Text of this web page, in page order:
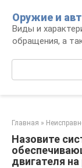
контенту
Оружие и
Виды и
обращения, а
Главная »
Назовите
двигателя